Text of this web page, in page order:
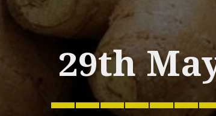
29th